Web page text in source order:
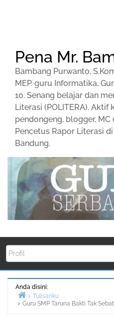
Pena Mr.
Bambang Purwanto,
MEP. guru Informatika,
10. Senang belajar dan
Literasi (POLITERA). Aktif
pendongeng, blogger,
Pencetus Rapor Literasi
Bandung.
Anda disini:
Beranda
Tulisanku
Guru SMP Taruna Bakti Tak